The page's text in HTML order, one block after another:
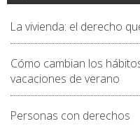
La vivienda: el derecho
Cómo cambian los
vacaciones de verano
Personas con derechos